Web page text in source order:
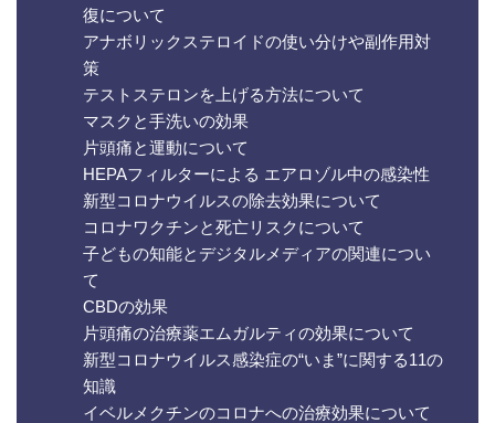
復について
アナボリックステロイドの使い分けや副作用対
策
テストステロンを上げる方法について
マスクと手洗いの効果
片頭痛と運動について
HEPAフィルターによる エアロゾル中の感染性
新型コロナウイルスの除去効果について
コロナワクチンと死亡リスクについて
子どもの知能とデジタルメディアの関連につい
て
CBDの効果
片頭痛の治療薬エムガルティの効果について
新型コロナウイルス感染症の“いま”に関する11の
知識
イベルメクチンのコロナへの治療効果について